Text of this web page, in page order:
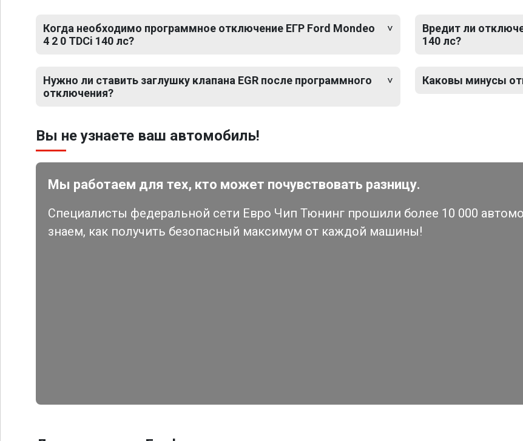
Когда необходимо программное отключение ЕГР Ford Mondeo
4 2 0 TDCi 140 лс?
Нужно ли ставить заглушку клапана EGR после программного
отключения?
Вредит ли
140 лс?
Каковы минусы
Вы не узнаете ваш автомобиль!
Мы работаем для тех, кто может почувствовать разницу.
Специалисты федеральной сети Евро Чип Тюнинг прошили более 10 000
знаем, как получить безопасный максимум от каждой машины!